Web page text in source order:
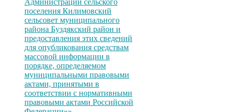
Администрации сельского
поселения Килимовский
сельсовет муниципального
района Буздякский район и
предоставления этих сведений
для опубликования средствам
массовой информации в
порядке, определяемом
муниципальными правовыми
актами, принятыми в
соответствии с нормативными
правовыми актами Российской